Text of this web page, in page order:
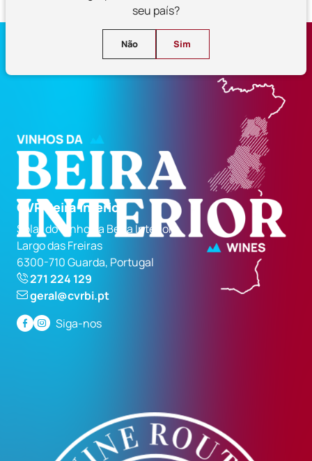
CVR Beira Interior
Solar do Vinho da Beira Interior
Largo das Freiras
6300-710 Guarda, Portugal
271 224 129
geral@cvrbi.pt
Siga-nos
seu país?
Não Sim